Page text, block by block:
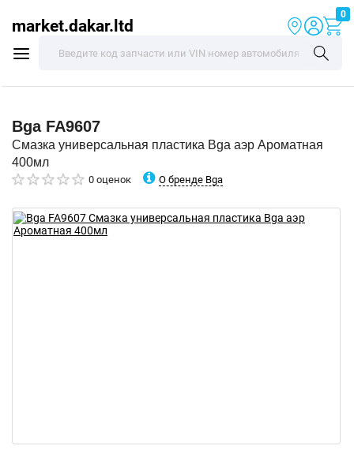
market.dakar.ltd
0
Bga FA9607
Смазка универсальная пластика Bga аэр Ароматная
400мл
0 оценок О бренде Bga